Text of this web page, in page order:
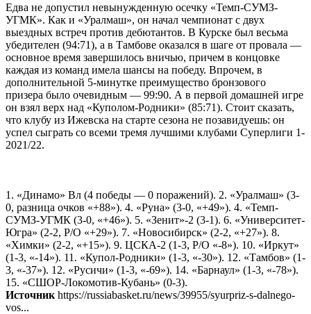
Едва не допустил невынужденную осечку «Темп-СУМЗ-
УГМК». Как и «Уралмаш», он начал чемпионат с двух
выездных встреч против дебютантов. В Курске был весьма
убедителен (94:71), а в Тамбове оказался в шаге от провала —
основное время завершилось вничью, причем в концовке
каждая из команд имела шансы на победу. Впрочем, в
дополнительной 5-минутке преимущество бронзового
призера было очевидным — 99:90. А в первой домашней игре
он взял верх над «Куполом-Родники» (85:71). Стоит сказать,
что клубу из Ижевска на старте сезона не позавидуешь: он
успел сыграть со всеми тремя лучшими клубами Суперлиги 1-
2021/22.
1. «Динамо» Вл (4 победы — 0 поражений). 2. «Уралмаш» (3-
0, разница очков «+88»). 4. «Руна» (3-0, «+49»). 4. «Темп-
СУМЗ-УГМК (3-0, «+46»). 5. «Зенит»-2 (3-1). 6. «Университет-
Югра» (2-2, Р/О «+29»). 7. «Новосибирск» (2-2, «+27»). 8.
«Химки» (2-2, «+15»). 9. ЦСКА-2 (1-3, Р/О «-8»). 10. «Иркут»
(1-3, «-14»). 11. «Купол-Родники» (1-3, «-30»). 12. «Тамбов» (1-
3, «-37»). 12. «Русичи» (1-3, «-69»). 14. «Барнаул» (1-3, «-78»).
15. «СШОР-Локомотив-Кубань» (0-3).
Источник https://russiabasket.ru/news/39955/syurpriz-s-dalnego-
vos...